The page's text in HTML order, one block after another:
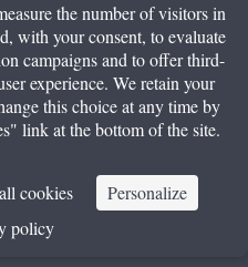
the number of visitors in
with your consent, to evaluate
campaigns and to offer third-
experience. We retain your
this choice at any time by
link at the bottom of the site.
cookies
Personalize
policy